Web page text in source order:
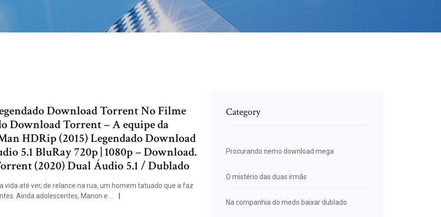
Download Torrent No Filme
Download Torrent – A equipe da
HDRip (2015) Legendado Download
5.1 BluRay 720p | 1080p – Download.
(2020) Dual Áudio 5.1 / Dublado
até ver, de relance na rua, um homem tatuado que a faz
Ainda adolescentes, Manon e …
Category
Procurando nemo download mega
O mistério das duas irmãs
Na companhia do medo baixar dublado